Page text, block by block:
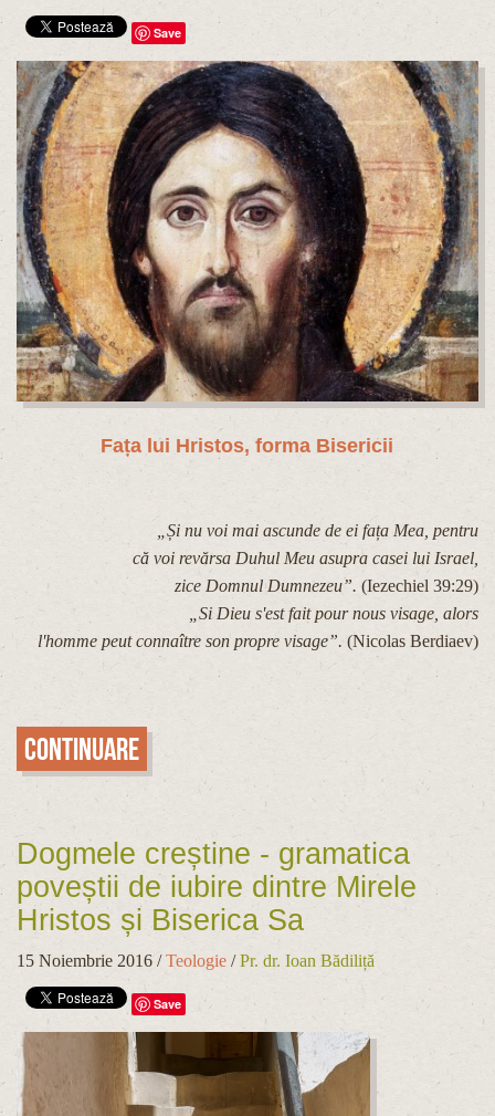
Save
Fața lui Hristos, forma Bisericii
„Și nu voi mai ascunde de ei fața Mea, pentru
că voi revărsa Duhul Meu asupra casei lui Israel,
zice Domnul Dumnezeu”. (Iezechiel 39:29)
„Si Dieu s'est fait pour nous visage, alors
l'homme peut connaître son propre visage”. (Nicolas Berdiaev)
Continuare
Dogmele creștine - gramatica
poveștii de iubire dintre Mirele
Hristos și Biserica Sa
15 Noiembrie 2016 /Teologie /Pr. dr. Ioan Bădiliță
Save